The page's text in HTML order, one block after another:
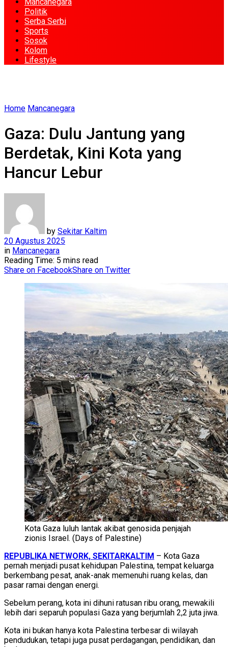
Politik
Serba Serbi
Sports
Sosok
Kolom
Lifestyle
Home Mancanegara
Gaza: Dulu Jantung yang
Berdetak, Kini Kota yang
Hancur Lebur
by Sekitar Kaltim
20 Agustus 2025
in Mancanegara
Reading Time: 5 mins read
Share on FacebookShare on Twitter
Kota Gaza luluh lantak akibat genosida penjajah
zionis Israel. (Days of Palestine)
REPUBLIKA NETWORK, SEKITARKALTIM – Kota Gaza
pernah menjadi pusat kehidupan Palestina, tempat keluarga
berkembang pesat, anak-anak memenuhi ruang kelas, dan
pasar ramai dengan energi.
Sebelum perang, kota ini dihuni ratusan ribu orang, mewakili
lebih dari separuh populasi Gaza yang berjumlah 2,2 juta jiwa.
Kota ini bukan hanya kota Palestina terbesar di wilayah
pendudukan, tetapi juga pusat perdagangan, pendidikan, dan